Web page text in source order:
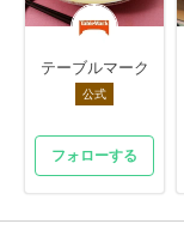
テーブルマーク
公式
フォローする